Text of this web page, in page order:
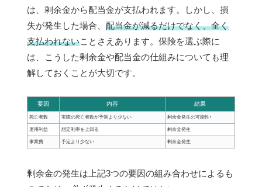
は、剰余金から配当金が支払われます。しかし、損
失が発生した場合、 配当金が減るだけでなく、全く
支払われないことさえあります。保険を選ぶ際に
は、こうした剰余金や配当金の仕組みについても理
解しておくことが大切です。
要因 内容 結果
死亡者数 実際の死亡者数が予測より少ない 剰余金発生の可能性↑
運用利益 想定利率を上回る 剰余金発生
事業費 予定より少ない 剰余金発生
剰余金の発生は上記3つの要因の組み合わせによるも